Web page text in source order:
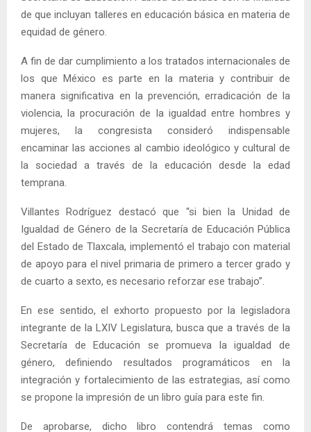
de que incluyan talleres en educación básica en materia de
equidad de género.
A fin de dar cumplimiento a los tratados internacionales de
los que México es parte en la materia y contribuir de
manera significativa en la prevención, erradicación de la
violencia, la procuración de la igualdad entre hombres y
mujeres, la congresista consideró indispensable
encaminar las acciones al cambio ideológico y cultural de
la sociedad a través de la educación desde la edad
temprana.
Villantes Rodríguez destacó que “si bien la Unidad de
Igualdad de Género de la Secretaría de Educación Pública
del Estado de Tlaxcala, implementó el trabajo con material
de apoyo para el nivel primaria de primero a tercer grado y
de cuarto a sexto, es necesario reforzar ese trabajo”.
En ese sentido, el exhorto propuesto por la legisladora
integrante de la LXIV Legislatura, busca que a través de la
Secretaría de Educación se promueva la igualdad de
género, definiendo resultados programáticos en la
integración y fortalecimiento de las estrategias, así como
se propone la impresión de un libro guía para este fin.
De aprobarse, dicho libro contendrá temas como